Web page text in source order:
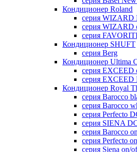
Кондиционер Roland
серия WIZARD
серия WIZARD
серия
Кондиционер SHUFT
серия Berg
Кондиционер Ultima
серия EXCEED
серия EXCEED
Кондиционер Royal
серия Barocco
серия Barocco
серия Perfecto
серия SIENA
серия Barocco
серия Perfecto
серия Siena on/